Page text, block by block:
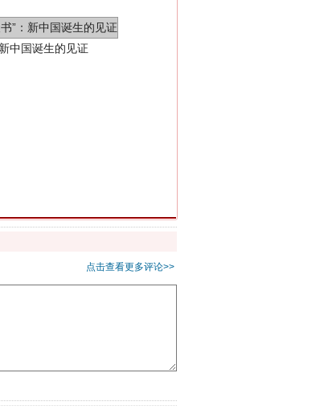
点击查看更多评论>>